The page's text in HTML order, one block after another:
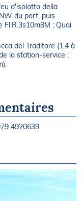
d'isolotto della
du port, puis
Fl.R.3s10m8M ; Quai
del Traditore (1,4 à
la station-service ;
4920639